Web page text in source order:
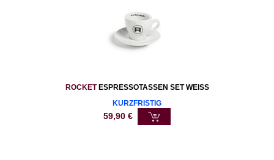
ROCKETESPRESSOTASSEN SET WEISS
KURZFRISTIG
59,90 €